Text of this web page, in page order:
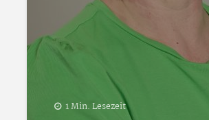
1 Min. Lesezeit